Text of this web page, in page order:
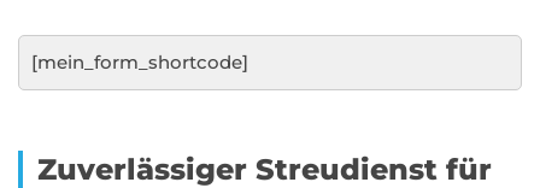
[mein_form_shortcode]
Zuverlässiger Streudienst für